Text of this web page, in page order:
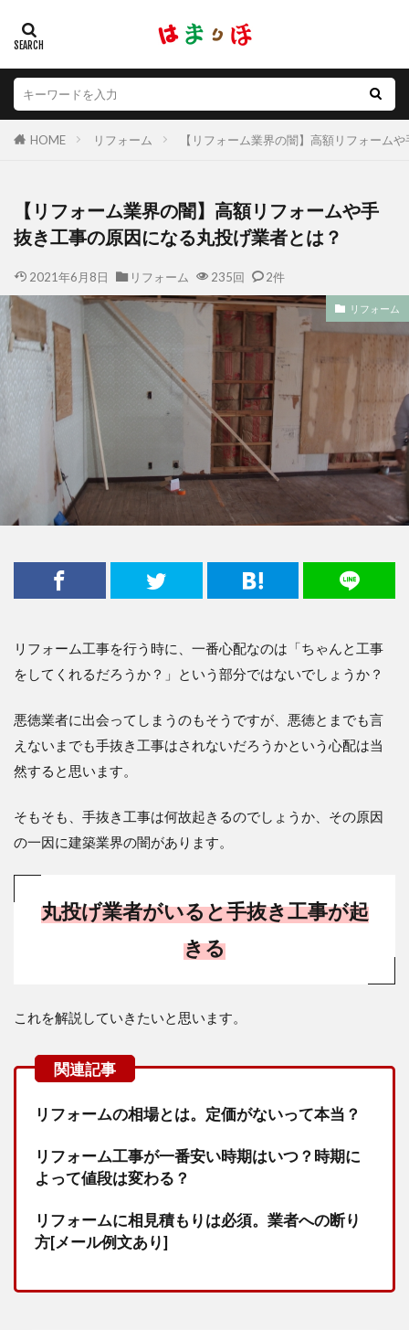
HOME リフォーム 【リフォーム業界の闇】高額リフォーム
【リフォーム業界の闇】高額リフォームや手
抜き工事の原因になる丸投げ業者とは？
2021年6月8日 リフォーム 235回 2件
リフォーム
リフォーム工事を行う時に、一番心配なのは「ちゃんと工事
をしてくれるだろうか？」という部分ではないでしょうか？
悪徳業者に出会ってしまうのもそうですが、悪徳とまでも言
えないまでも手抜き工事はされないだろうかという心配は当
然すると思います。
そもそも、手抜き工事は何故起きるのでしょうか、その原因
の一因に建築業界の闇があります。
丸投げ業者がいると手抜き工事が起
きる
これを解説していきたいと思います。
リフォームの相場とは。定価がないって本当？
リフォーム工事が一番安い時期はいつ？時期に
よって値段は変わる？
リフォームに相見積もりは必須。業者への断り
方[メール例文あり]